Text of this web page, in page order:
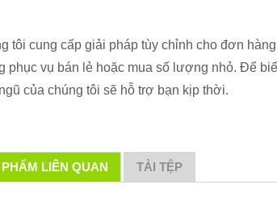
tôi cung cấp giải pháp tùy chỉnh cho đơn
phục vụ bán lẻ hoặc mua số lượng nhỏ. Để
của chúng tôi sẽ hỗ trợ bạn kịp thời.
LIÊN QUAN TẢI TỆP